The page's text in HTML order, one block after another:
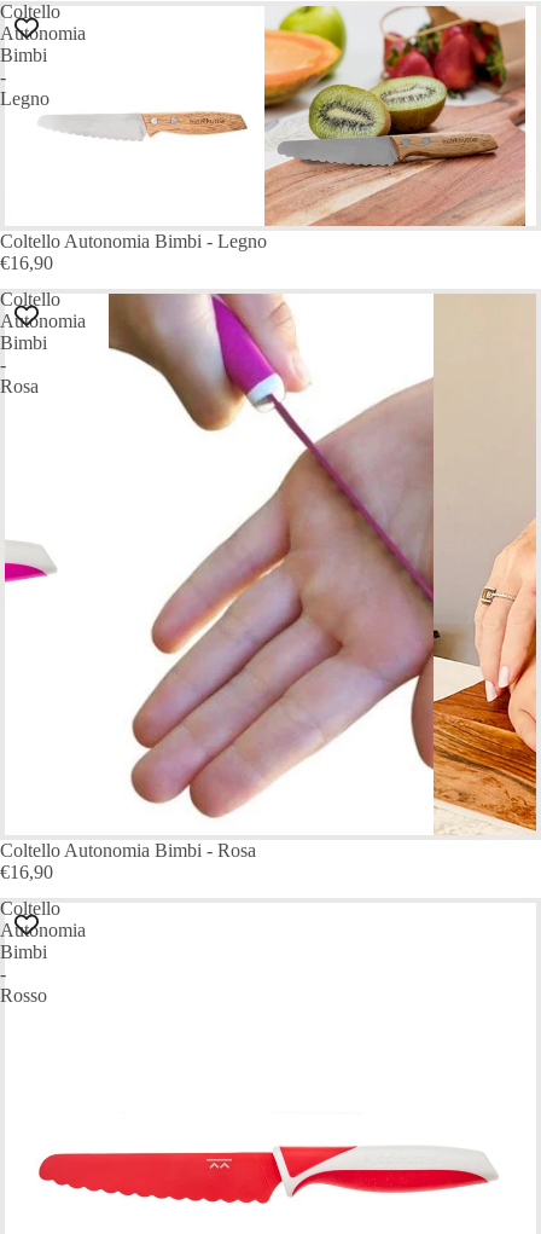
Coltello
Autonomia
Bimbi
-
Legno
ESAURITO
Coltello Autonomia Bimbi - Legno
€16,90
Coltello
Autonomia
Bimbi
-
Rosa
ESAURITO
Coltello Autonomia Bimbi - Rosa
€16,90
Coltello
Autonomia
Bimbi
-
Rosso